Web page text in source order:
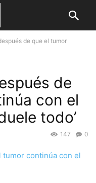
de que el tumor
de
con el
todo’
0
147